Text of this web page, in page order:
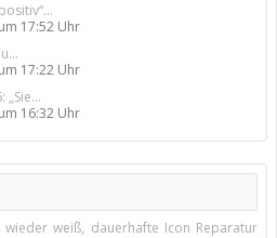
17:52 Uhr
17:22 Uhr
„Sie...
16:32 Uhr
weiß, dauerhafte Icon Reparatur